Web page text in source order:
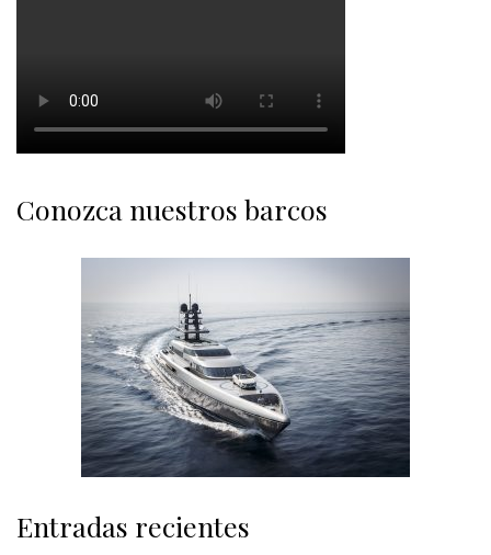
Conozca nuestros barcos
Entradas recientes